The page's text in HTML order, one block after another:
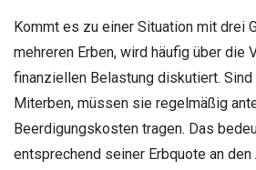
Kommt es zu einer Situation mit drei
mehreren Erben, wird häufig über die
finanziellen Belastung diskutiert.
Miterben, müssen sie regelmäßig
Beerdigungskosten tragen. Das
entsprechend seiner Erbquote an